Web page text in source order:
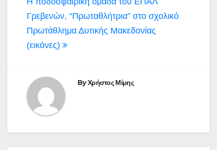
άρθρων
Γρεβενών, “Πρωταθλήτρια” στο σχολικό
Πρωτάθλημα Δυτικής Μακεδονίας
(εικόνες)
ByΧρήστος Μίμης